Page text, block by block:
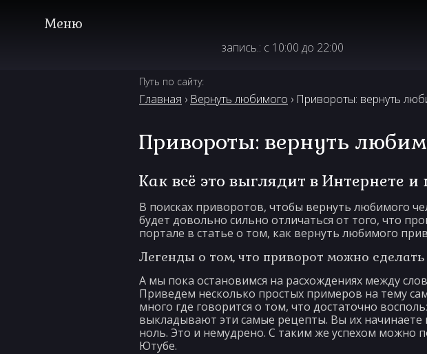
запись.: с 10:00 до 22:00
Путь по сайту:
Главная › Вернуть любимого › Привороты: вернуть
Привороты: вернуть
Как всё это выглядит в Интернете
В поисках приворотов, чтобы вернуть любимого
будет довольно сильно отличаться от того, что
портале в статье о том, как вернуть любимого
Легенды о том, что приворот можно сделать
А мы пока остановимся на расхождениях между
Приведем несколько простых примеров на тему
много где говорится о том, что достаточно
выкладывают эти самые рецепты. Вы их начинаете
ноль. Это и немудрено. С таким же успехом можно
Ютубе.